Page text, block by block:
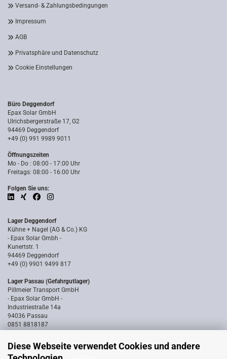
Diese Webseite verwendet Cookies und andere
Versand- & Zahlungsbedingungen
Impressum
AGB
Privatsphäre und Datenschutz
Cookie Einstellungen
Büro Deggendorf
Epax Solar GmbH
Ulrichsbergerstraße 17, G2
94469 Deggendorf
+49 (0) 991 9989 9011
Öffnungszeiten
Mo - Do : 08:00 - 17:00 Uhr
Freitags: 08:00 - 16:00 Uhr
Folgen Sie uns:
Lager Deggendorf
Kühne + Nagel (AG & Co.) KG
- Epax Solar Gmbh -
Kunertstr. 1
94469 Deggendorf
+49 (0) 9901 9499 817
Lager Passau (Gefahrgutlager)
Pillmeier Transport GmbH
- Epax Solar GmbH -
Industriestraße 14a
94036 Passau
0851 8818187